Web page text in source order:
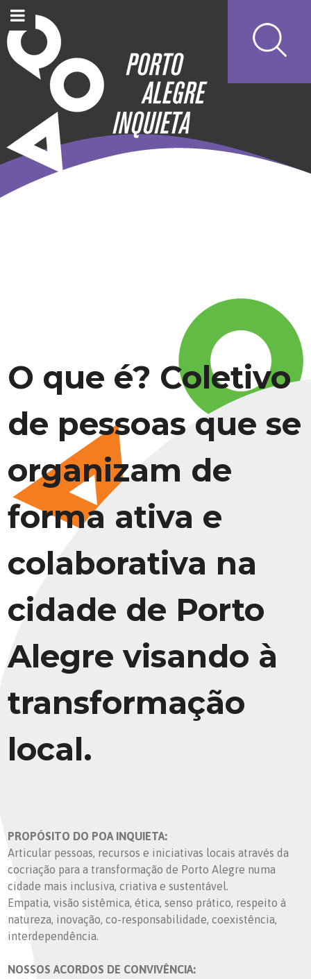
O que é? Coletivo
de pessoas que se
organizam de
forma ativa e
colaborativa na
cidade de Porto
Alegre visando à
transformação
local.
PROPÓSITO DO POA INQUIETA:
Articular pessoas, recursos e iniciativas locais através da
cocriação para a transformação de Porto Alegre numa
cidade mais inclusiva, criativa e sustentável.
Empatia, visão sistêmica, ética, senso prático, respeito à
natureza, inovação, co-responsabilidade, coexistência,
interdependência.
NOSSOS ACORDOS DE CONVIVÊNCIA: